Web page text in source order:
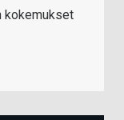
kokemukset